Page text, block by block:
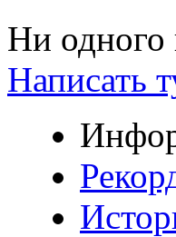
Ни одного
Написать